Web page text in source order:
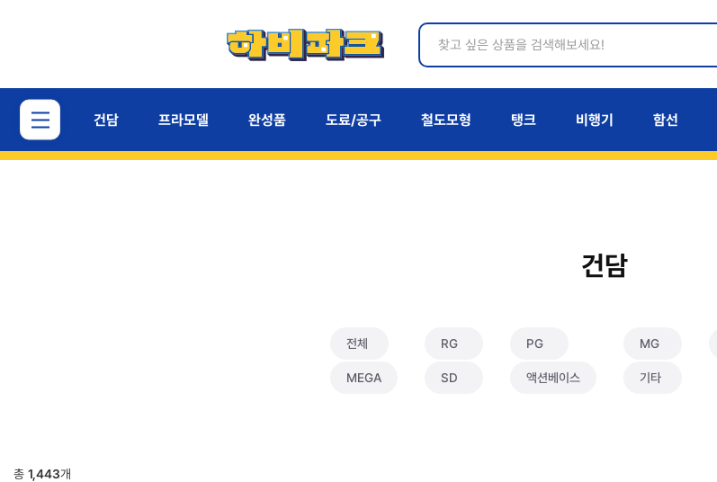
건담 프라모델 완성품 도료/공구 철도모형 탱크 비행기 함선
건담
전체
MEGA
RG
SD
PG
액션베이스
MG
기타
총 1,443개